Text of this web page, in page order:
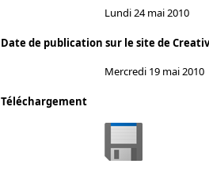
Lundi 24 mai 2010
Date de publication sur le site de
Mercredi 19 mai 2010
Téléchargement